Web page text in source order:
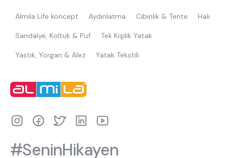
Almila Life koncept Aydınlatma Cibinlik & Tente Halı
Sandalye, Koltuk & Puf Tek Kişilik Yatak
Yastık, Yorgan & Alez Yatak Tekstili
#SeninHikayen